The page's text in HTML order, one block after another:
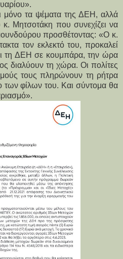
μόνο τα ψέματα της ΔΕΗ, αλλά
κ. Μητσοτάκη που συνεχίζει να
προσθέτοντας: «Ο κ.
τον εκλεκτό του, προκαλεί
τη ΔΕΗ σε κουμπάρα, την ώρα
διαλύουν τη χώρα. Οι πολίτες
τους πληρώνουν τη ρήτρα
των φίλων του. Και σύντομα θα